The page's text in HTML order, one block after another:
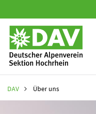
DAV Über uns